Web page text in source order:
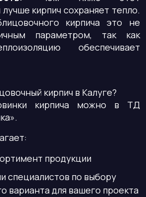
кирпич сохраняет тепло.
кирпича это не
параметром, так как
обеспечивает
кирпич в Калуге?
кирпича можно в ТД
продукции
специалистов по выбору
варианта для вашего проекта